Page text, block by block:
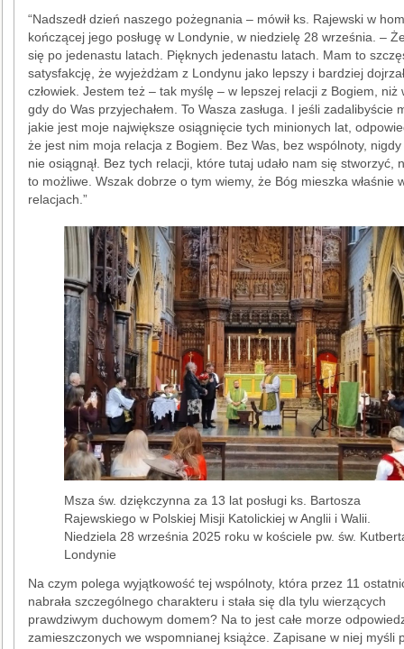
“Nadszedł dzień naszego pożegnania – mówił ks. Rajewski w
kończącej jego posługę w Londynie, w niedzielę 28 września. –
się po jedenastu latach. Pięknych jedenastu latach. Mam to
satysfakcję, że wyjeżdżam z Londynu jako lepszy i bardziej
człowiek. Jestem też – tak myślę – w lepszej relacji z Bogiem, niż
gdy do Was przyjechałem. To Wasza zasługa. I jeśli zadalibyście
jakie jest moje największe osiągnięcie tych minionych lat,
że jest nim moja relacja z Bogiem. Bez Was, bez wspólnoty,
nie osiągnął. Bez tych relacji, które tutaj udało nam się stworzyć,
to możliwe. Wszak dobrze o tym wiemy, że Bóg mieszka właśnie
relacjach.”
Msza św. dziękczynna za 13 lat posługi ks. Bartosza
Rajewskiego w Polskiej Misji Katolickiej w Anglii i Walii.
Niedziela 28 września 2025 roku w kościele pw. św.
Londynie
Na czym polega wyjątkowość tej wspólnoty, która przez 11
nabrała szczególnego charakteru i stała się dla tylu wierzących
prawdziwym duchowym domem? Na to jest całe morze
zamieszczonych we wspomnianej książce. Zapisane w niej myśli